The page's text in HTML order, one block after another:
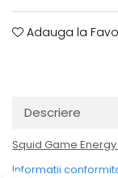
Adauga la
Descriere
Squid Game
Informatii